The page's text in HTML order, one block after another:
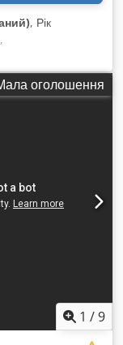
, Рік
,
у 2018 році.
блоком
подачі до 12 м/
товщиною від 10
мм. Якщо ви
згідно з
Основні
параметри:
/ вузли, що
торцевого
оголошення
1 /9